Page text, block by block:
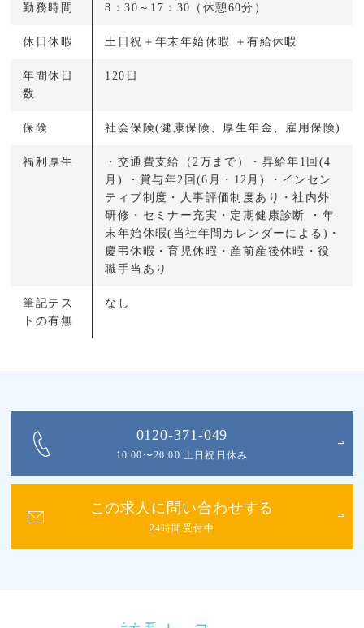
勤務時間 8：30～17：30（休憩60分）
休日休暇 土日祝＋年末年始休暇 ＋有給休暇
年間休日
数
120日
保険 社会保険(健康保険、厚生年金、雇用保険)
福利厚生
・交通費支給（2万まで）・昇給年1回(4
月) ・賞与年2回(6月・12月) ・インセン
ティブ制度・人事評価制度あり・社内外
研修・セミナー充実・定期健康診断 ・年
末年始休暇(当社年間カレンダーによる)・
慶弔休暇・育児休暇・産前産後休暇・役
職手当あり
筆記テス
トの有無
なし
0120-371-049
10:00〜20:00 土日祝日休み
この求人に問い合わせする
24時間受付中